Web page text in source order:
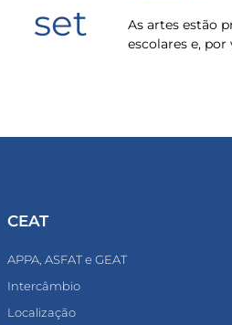
set
As artes estão
escolares e, por
CEAT
APPA, ASFAT e GEAT
Intercâmbio
Localização